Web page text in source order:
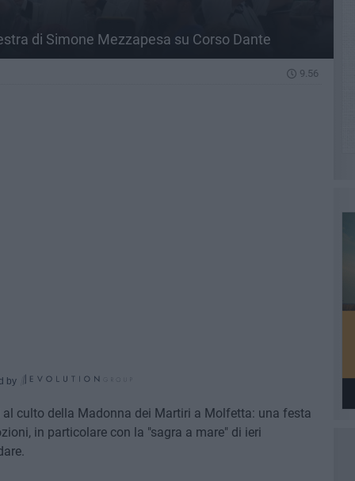
di Simone Mezzapesa su Corso Dante
9.56
by
culto della Madonna dei Martiri a Molfetta: una festa
in particolare con la "sagra a mare" di ieri